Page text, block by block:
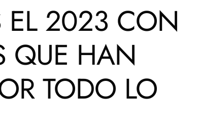
EL 2023 CON
QUE HAN
TODO LO